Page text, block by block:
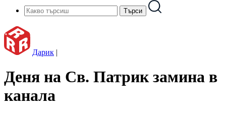
Дарик |
Деня на Св. Патрик замина в
канала